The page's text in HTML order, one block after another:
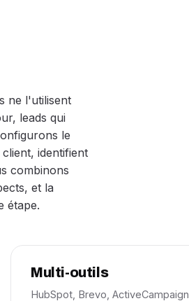
ne l'utilisent
leads qui
le
identifient
combinons
et la
étape.
Multi-outils
HubSpot, Brevo,